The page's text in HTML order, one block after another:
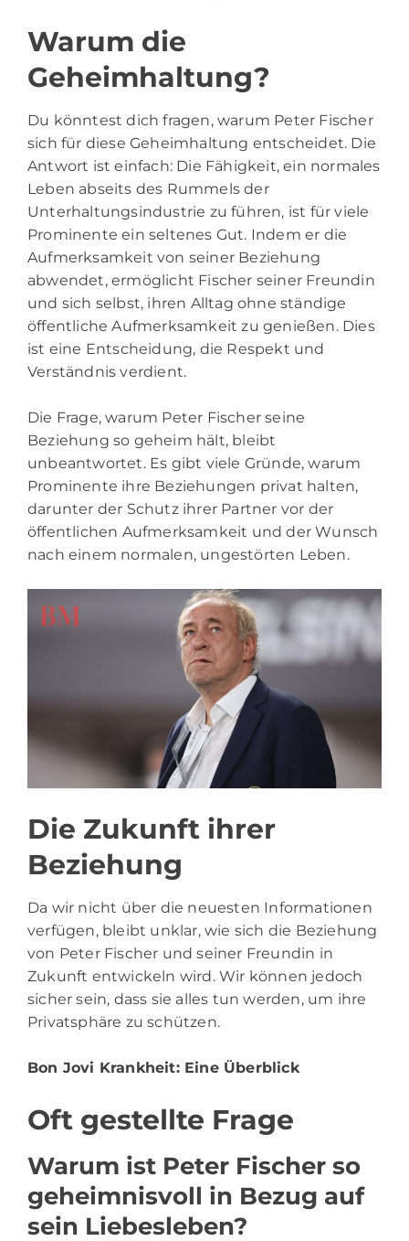
Warum die
Geheimhaltung?
Du könntest dich fragen, warum Peter Fischer
sich für diese Geheimhaltung entscheidet. Die
Antwort ist einfach: Die Fähigkeit, ein normales
Leben abseits des Rummels der
Unterhaltungsindustrie zu führen, ist für viele
Prominente ein seltenes Gut. Indem er die
Aufmerksamkeit von seiner Beziehung
abwendet, ermöglicht Fischer seiner Freundin
und sich selbst, ihren Alltag ohne ständige
öffentliche Aufmerksamkeit zu genießen. Dies
ist eine Entscheidung, die Respekt und
Verständnis verdient.
Die Frage, warum Peter Fischer seine
Beziehung so geheim hält, bleibt
unbeantwortet. Es gibt viele Gründe, warum
Prominente ihre Beziehungen privat halten,
darunter der Schutz ihrer Partner vor der
öffentlichen Aufmerksamkeit und der Wunsch
nach einem normalen, ungestörten Leben.
Die Zukunft ihrer
Beziehung
Da wir nicht über die neuesten Informationen
verfügen, bleibt unklar, wie sich die Beziehung
von Peter Fischer und seiner Freundin in
Zukunft entwickeln wird. Wir können jedoch
sicher sein, dass sie alles tun werden, um ihre
Privatsphäre zu schützen.
Bon Jovi Krankheit: Eine Überblick
Oft gestellte Frage
Warum ist Peter Fischer so
geheimnisvoll in Bezug auf
sein Liebesleben?